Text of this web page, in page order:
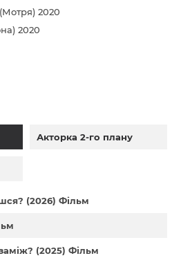
2020
2020
Акторка 2-го плану
(2026) Фільм
(2025) Фільм